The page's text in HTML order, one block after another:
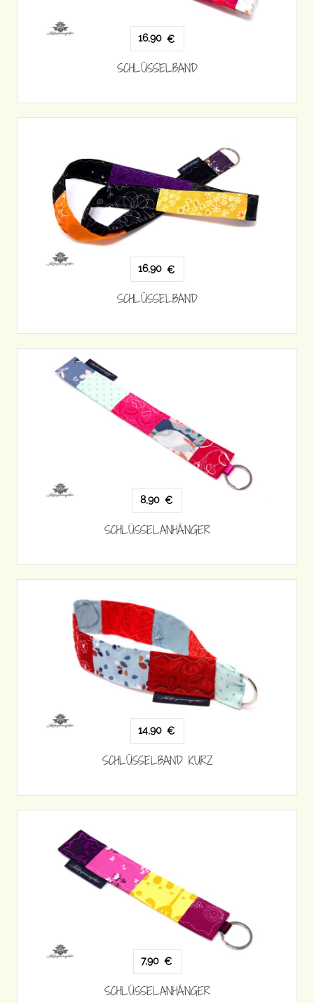
16,90 €
SCHLÜSSELBAND
16,90 €
SCHLÜSSELBAND
8,90 €
SCHLÜSSELANHÄNGER
14,90 €
SCHLÜSSELBAND KURZ
7,90 €
SCHLÜSSELANHÄNGER